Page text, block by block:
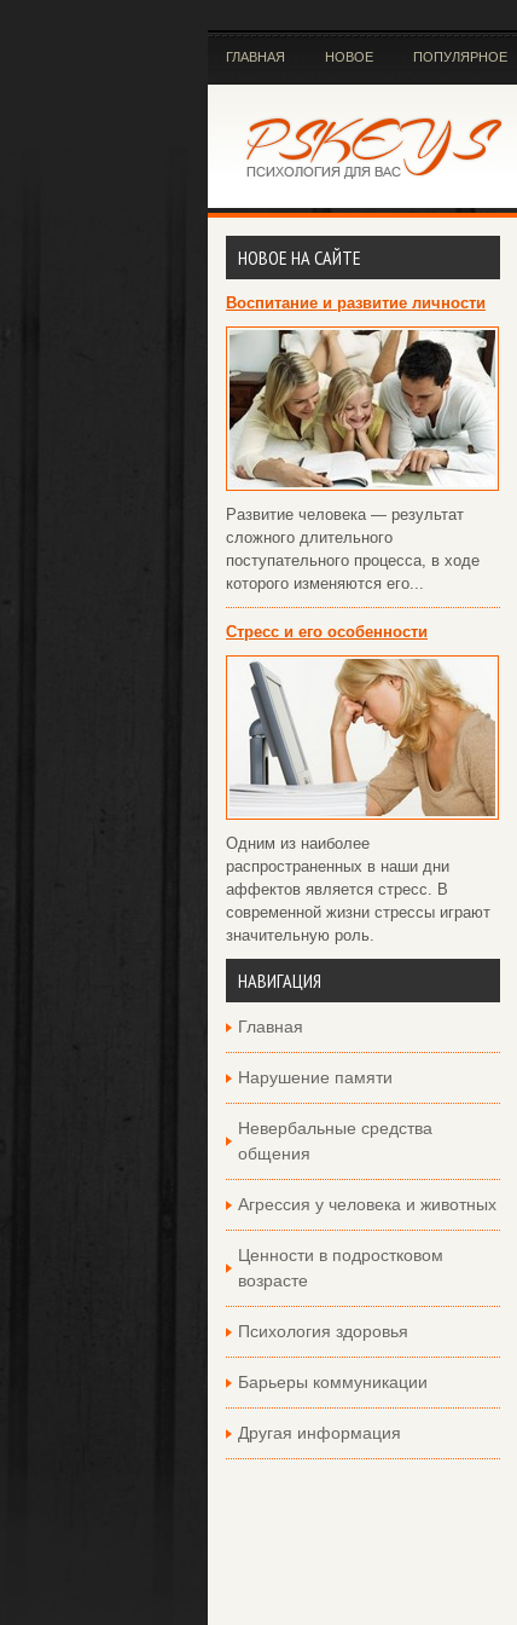
ГЛАВНАЯ НОВОЕ ПОПУЛЯРНОЕ
НОВОЕ НА САЙТЕ
Воспитание и развитие личности
Развитие человека — результат
сложного длительного
поступательного процесса, в ходе
которого изменяются его...
Стресс и его особенности
Одним из наиболее
распространенных в наши дни
аффектов является стресс. В
современной жизни стрессы играют
значительную роль.
НАВИГАЦИЯ
Главная
Нарушение памяти
Невербальные средства
общения
Агрессия у человека и животных
Ценности в подростковом
возрасте
Психология здоровья
Барьеры коммуникации
Другая информация